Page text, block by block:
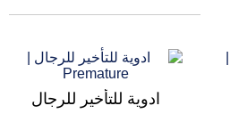
ادوية للتأخير للرجال